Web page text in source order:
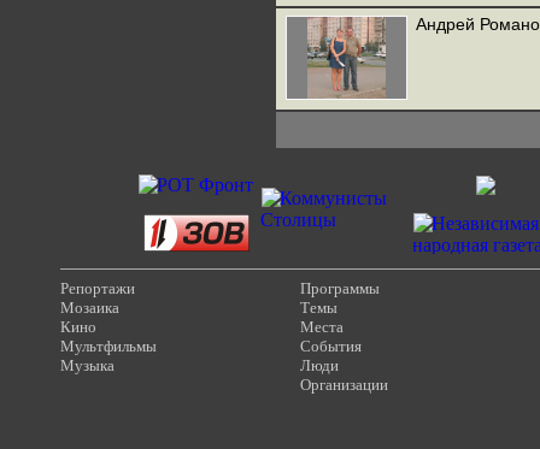
Андрей
Репортажи
Мозаика
Кино
Мультфильмы
Музыка
Программы
Темы
Места
События
Люди
Организации